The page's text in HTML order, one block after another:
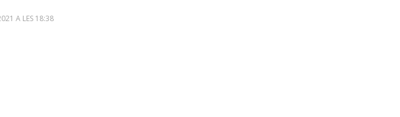
A LES 18:38